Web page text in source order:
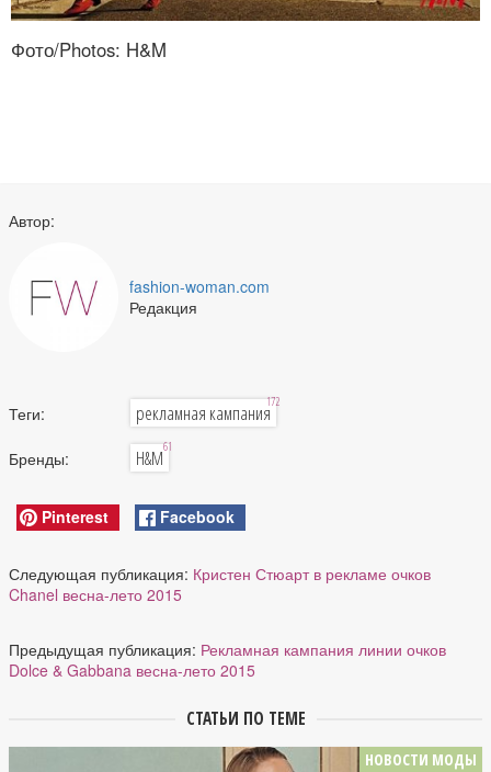
Фото/Photos: H&M
Автор:
fashion-woman.com
Редакция
Теги: рекламная кампания172
Бренды: H&M61
Pinterest Facebook
Следующая публикация: Кристен Стюарт в рекламе очков
Chanel весна-лето 2015
Предыдущая публикация: Рекламная кампания линии очков
Dolce & Gabbana весна-лето 2015
СТАТЬИ ПО ТЕМЕ
НОВОСТИ МОДЫ